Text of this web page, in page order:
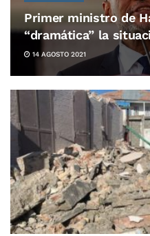
Primer ministro de
“dramática” la
14 AGOSTO 2021